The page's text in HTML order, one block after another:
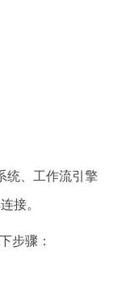
统、工作流引擎
接。
步骤：